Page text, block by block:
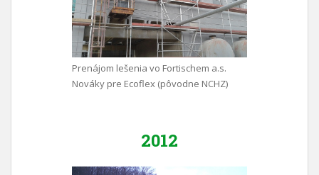
Prenájom lešenia vo Fortischem a.s.
Nováky pre Ecoflex (pôvodne NCHZ)
2012